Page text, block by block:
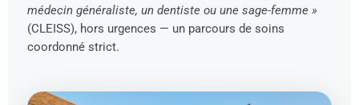
médecin généraliste, un dentiste ou une sage-femme »
(CLEISS), hors urgences — un parcours de soins
coordonné strict.